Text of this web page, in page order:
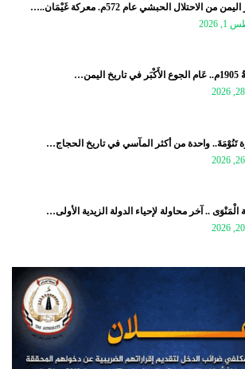
من الاحتلال الحبشي عام 572م. معركة غَيْمَان..…
2026
تَنُوْمَةَ.. واحدة من أكثر المآسي في تاريخ الحجاج…
الْمَنْوَى .. آخر محاولة لإحياء الدولة الزيدية الأولى…